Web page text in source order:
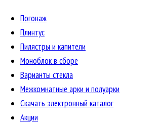
Погонаж
Плинтус
Пилястры и капители
Моноблок в сборе
Варианты стекла
Межкомнатные арки и полуарки
Скачать электронный каталог
Акции